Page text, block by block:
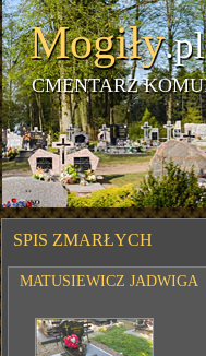
Mogiły.pl
CMENTARZ
SPIS ZMARŁYCH
MATUSIEWICZ JADWIGA